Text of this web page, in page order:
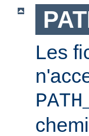
Les